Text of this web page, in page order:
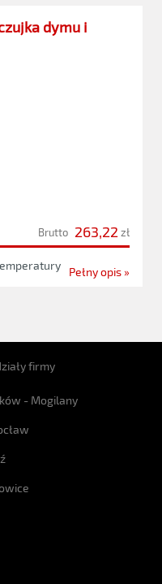
dymu i
zł
263,22
Brutto
Pełny opis »
firmy
- Mogilany